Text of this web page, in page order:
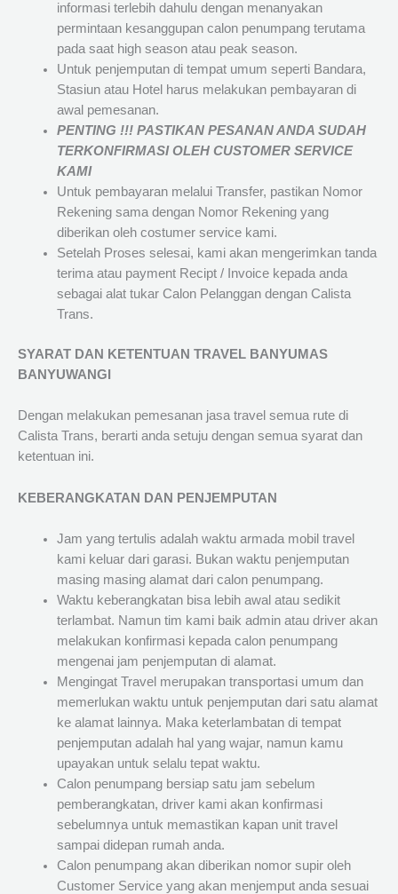
informasi terlebih dahulu dengan menanyakan
permintaan kesanggupan calon penumpang terutama
pada saat high season atau peak season.
Untuk penjemputan di tempat umum seperti Bandara,
Stasiun atau Hotel harus melakukan pembayaran di
awal pemesanan.
PENTING !!! PASTIKAN PESANAN ANDA SUDAH
TERKONFIRMASI OLEH CUSTOMER SERVICE
KAMI
Untuk pembayaran melalui Transfer, pastikan Nomor
Rekening sama dengan Nomor Rekening yang
diberikan oleh costumer service kami.
Setelah Proses selesai, kami akan mengerimkan tanda
terima atau payment Recipt / Invoice kepada anda
sebagai alat tukar Calon Pelanggan dengan Calista
Trans.
SYARAT DAN KETENTUAN TRAVEL BANYUMAS
BANYUWANGI
Dengan melakukan pemesanan jasa travel semua rute di
Calista Trans, berarti anda setuju dengan semua syarat dan
ketentuan ini.
KEBERANGKATAN DAN PENJEMPUTAN
Jam yang tertulis adalah waktu armada mobil travel
kami keluar dari garasi. Bukan waktu penjemputan
masing masing alamat dari calon penumpang.
Waktu keberangkatan bisa lebih awal atau sedikit
terlambat. Namun tim kami baik admin atau driver akan
melakukan konfirmasi kepada calon penumpang
mengenai jam penjemputan di alamat.
Mengingat Travel merupakan transportasi umum dan
memerlukan waktu untuk penjemputan dari satu alamat
ke alamat lainnya. Maka keterlambatan di tempat
penjemputan adalah hal yang wajar, namun kamu
upayakan untuk selalu tepat waktu.
Calon penumpang bersiap satu jam sebelum
pemberangkatan, driver kami akan konfirmasi
sebelumnya untuk memastikan kapan unit travel
sampai didepan rumah anda.
Calon penumpang akan diberikan nomor supir oleh
Customer Service yang akan menjemput anda sesuai